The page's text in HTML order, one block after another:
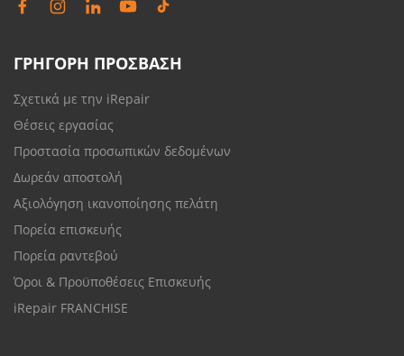
ΓΡΗΓΟΡΗ ΠΡΟΣΒΑΣΗ
Σχετικά με την iRepair
Θέσεις εργασίας
Προστασία προσωπικών δεδομένων
Δωρεάν αποστολή
Αξιολόγηση ικανοποίησης πελάτη
Πορεία επισκευής
Πορεία ραντεβού
Όροι & Προϋποθέσεις Επισκευής
iRepair FRANCHISE